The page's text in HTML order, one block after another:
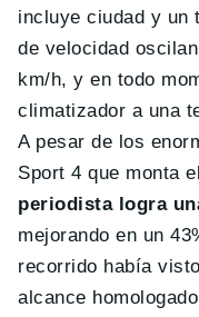
incluye ciudad y un
de velocidad
km/h, y en todo
climatizador a una
A pesar de los
Sport 4 que monta
periodista logra
mejorando en un
recorrido había
alcance